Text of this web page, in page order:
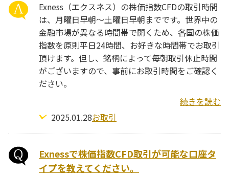
Exness（エクスネス）の株価指数CFDの取引時間
は、月曜日早朝～土曜日早朝までです。世界中の
金融市場が異なる時間帯で開くため、各国の株価
指数を原則平日24時間、お好きな時間帯でお取引
頂けます。但し、銘柄によって毎朝取引休止時間
がございますので、事前にお取引時間をご確認く
ださい。
続きを読む
2025.01.28お取引
Exnessで株価指数CFD取引が可能な口座タ
イプを教えてください。